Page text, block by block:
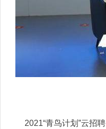
2021“青鸟计划”云招聘